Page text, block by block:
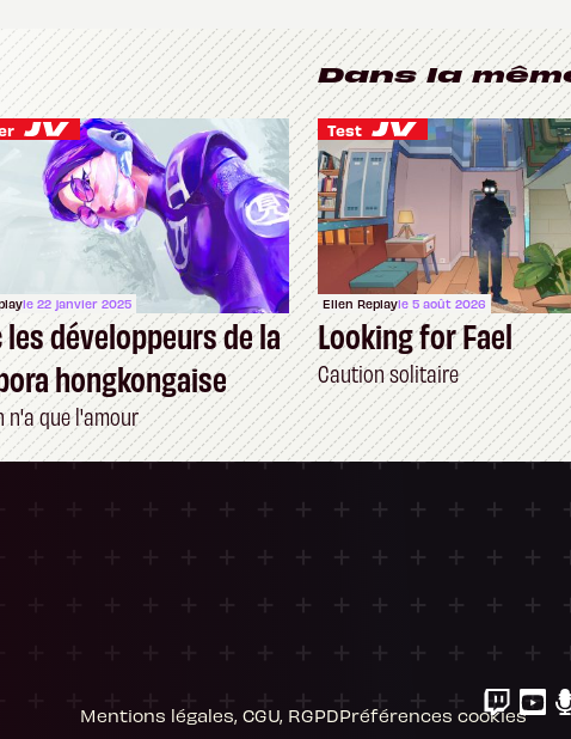
le 22 janvier 2025
les développeurs de la
hongkongaise
n'a que l'amour
Dans la
Test
Ellen Replayle 5 août 2026
Looking for Fael
Caution solitaire
Mentions légales, CGU, RGPDPréférences cookies
de gérer vos paramètres de confidentialité,